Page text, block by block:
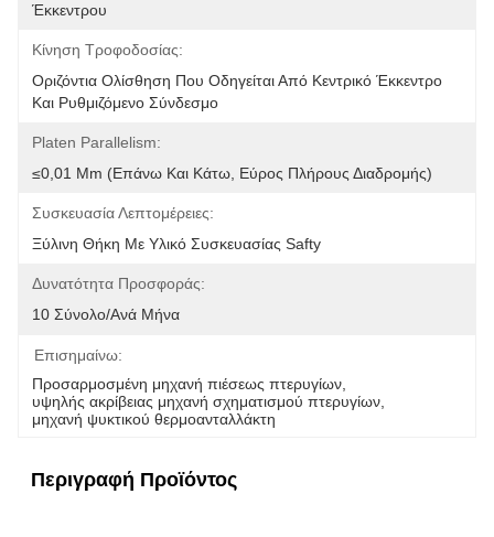
Έκκεντρου
Κίνηση Τροφοδοσίας:
Οριζόντια Ολίσθηση Που Οδηγείται Από Κεντρικό Έκκεντρο
Και Ρυθμιζόμενο Σύνδεσμο
Platen Parallelism:
≤0,01 Mm (Επάνω Και Κάτω, Εύρος Πλήρους Διαδρομής)
Συσκευασία Λεπτομέρειες:
Ξύλινη Θήκη Με Υλικό Συσκευασίας Safty
Δυνατότητα Προσφοράς:
10 Σύνολο/ανά Μήνα
Επισημαίνω:
Προσαρμοσμένη μηχανή πιέσεως πτερυγίων
υψηλής ακρίβειας μηχανή σχηματισμού πτερυγίων
μηχανή ψυκτικού θερμοανταλλάκτη
Περιγραφή Προϊόντος